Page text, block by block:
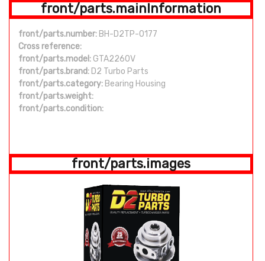
front/parts.mainInformation
front/parts.number: BH-D2TP-0177
Cross reference:
front/parts.model: GTA2260V
front/parts.brand: D2 Turbo Parts
front/parts.category: Bearing Housing
front/parts.weight:
front/parts.condition:
front/parts.images